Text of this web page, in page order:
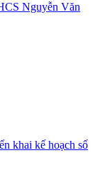
Nguyễn Văn
khai kế hoạch số